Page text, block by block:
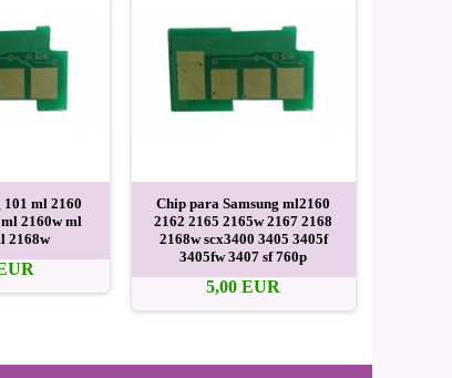
101 ml 2160
2160w ml
2168w
Chip para Samsung ml2160
2162 2165 2165w 2167 2168
2168w scx3400 3405 3405f
3405fw 3407 sf 760p
5,00 EUR